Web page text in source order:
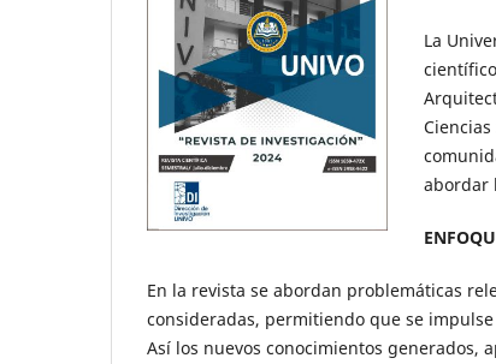
La
abordar
En la revista se abordan problemáticas
consideradas, permitiendo que se
Así los nuevos conocimientos generados,